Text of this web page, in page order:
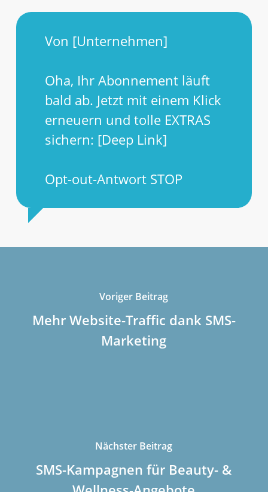
Von [Unternehmen]
Oha, Ihr Abonnement läuft
bald ab. Jetzt mit einem Klick
erneuern und tolle EXTRAS
sichern: [Deep Link]
Opt-out-Antwort STOP
Voriger Beitrag
Mehr Website-Traffic dank SMS-
Marketing
Nächster Beitrag
SMS-Kampagnen für Beauty- &